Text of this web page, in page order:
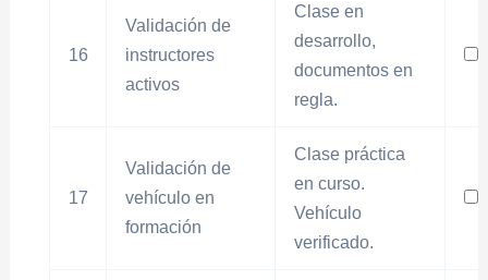
16
Validación de
instructores
activos
Clase en
desarrollo,
documentos en
regla.
17
Validación de
vehículo en
formación
Clase práctica
en curso.
Vehículo
verificado.